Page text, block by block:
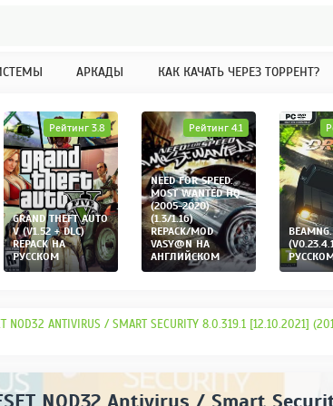
АРКАДЫ КАК КАЧАТЬ ЧЕРЕЗ ТОРРЕНТ?
GRAND THEFT AUTO
V (V1.52 + DLC)
REPACK НА
РУССКОМ
Рейтинг 3.8
NEED FOR SPEED:
MOST WANTED HQ
(2005-2020)
(1.3/1.16)
REPACK/MOD
VASY@N НА
АНГЛИЙСКОМ
Рейтинг 4.1
NOD32 ANTIVIRUS / SMART SECURITY 8.0.319.1 [12.10.2021]
NOD32 Antivirus / Smart